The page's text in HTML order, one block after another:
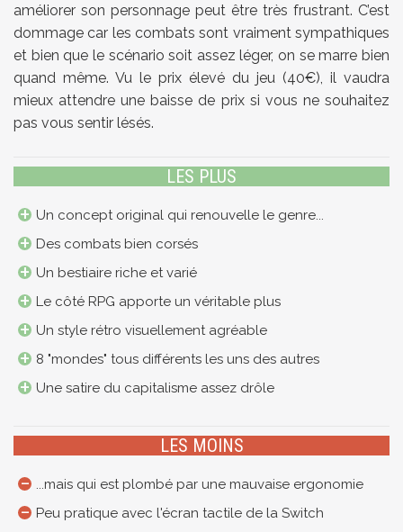
améliorer son personnage peut être très frustrant. C’est
dommage car les combats sont vraiment sympathiques
et bien que le scénario soit assez léger, on se marre bien
quand même. Vu le prix élevé du jeu (40€), il vaudra
mieux attendre une baisse de prix si vous ne souhaitez
pas vous sentir lésés.
LES PLUS
Un concept original qui renouvelle le genre...
Des combats bien corsés
Un bestiaire riche et varié
Le côté RPG apporte un véritable plus
Un style rétro visuellement agréable
8 "mondes" tous différents les uns des autres
Une satire du capitalisme assez drôle
LES MOINS
...mais qui est plombé par une mauvaise ergonomie
Peu pratique avec l'écran tactile de la Switch